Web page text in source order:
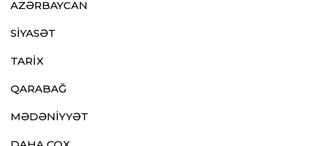
AZƏRBAYCAN
SİYASƏT
TARİX
QARABAĞ
MƏDƏNİYYƏT